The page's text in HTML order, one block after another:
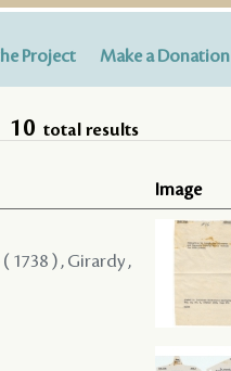
Project Make a Donation
10 total results
Image
1738 ) , Girardy ,